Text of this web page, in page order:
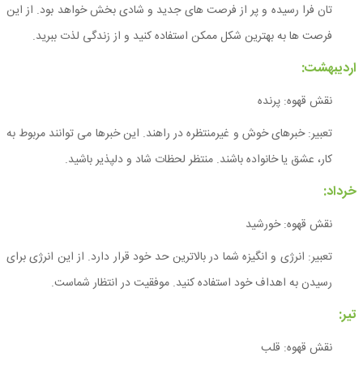
تان فرا رسیده و پر از فرصت های جدید و شادی بخش خواهد بود. از این
فرصت ها به بهترین شکل ممکن استفاده کنید و از زندگی لذت ببرید.
اردیبهشت:
نقش قهوه: پرنده
تعبیر: خبرهای خوش و غیرمنتظره در راهند. این خبرها می توانند مربوط به
کار، عشق یا خانواده باشند. منتظر لحظات شاد و دلپذیر باشید.
خرداد:
نقش قهوه: خورشید
تعبیر: انرژی و انگیزه شما در بالاترین حد خود قرار دارد. از این انرژی برای
رسیدن به اهداف خود استفاده کنید. موفقیت در انتظار شماست.
تیر:
نقش قهوه: قلب